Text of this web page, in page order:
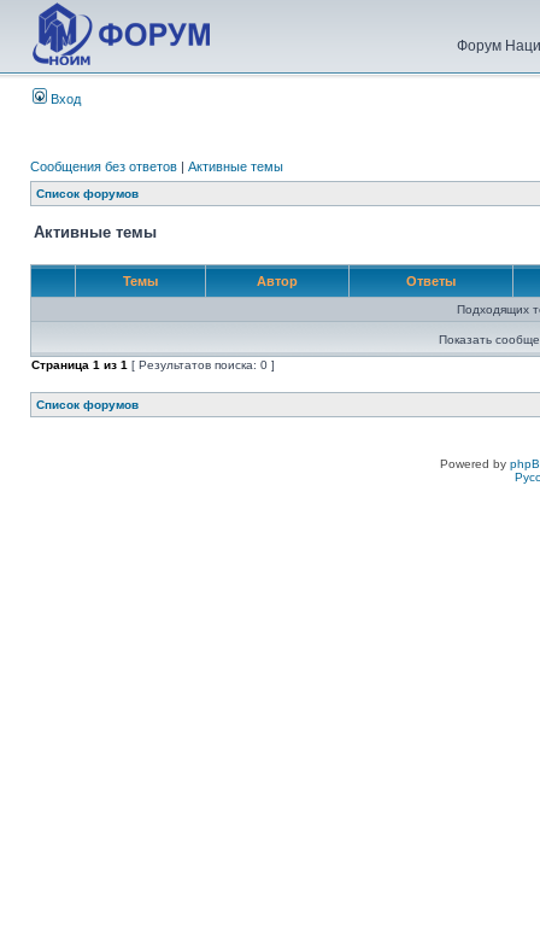
Форум
Вход
Сообщения без ответов | Активные темы
Список форумов
Активные темы
Темы Автор Ответы
Подходящих
Показать
Страница 1 из 1 [ Результатов поиска: 0 ]
Список форумов
Powered by